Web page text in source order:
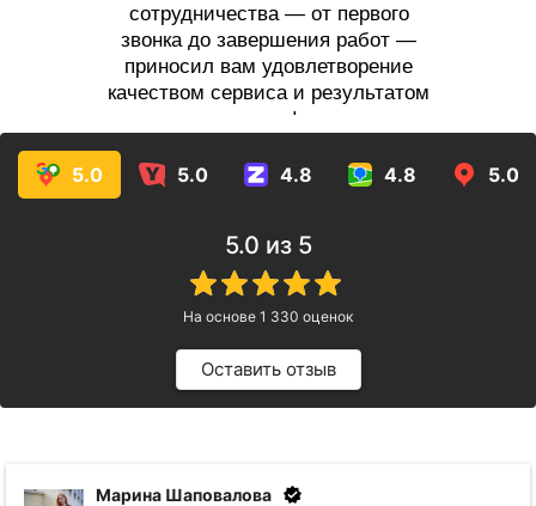
сотрудничества — от первого
звонка до завершения работ —
приносил вам удовлетворение
качеством сервиса и результатом
услуг!
5.0 5.0 4.8 4.8 5.0
5.0 из 5
На основе 1 330 оценок
Оставить отзыв
Анна Видинеева